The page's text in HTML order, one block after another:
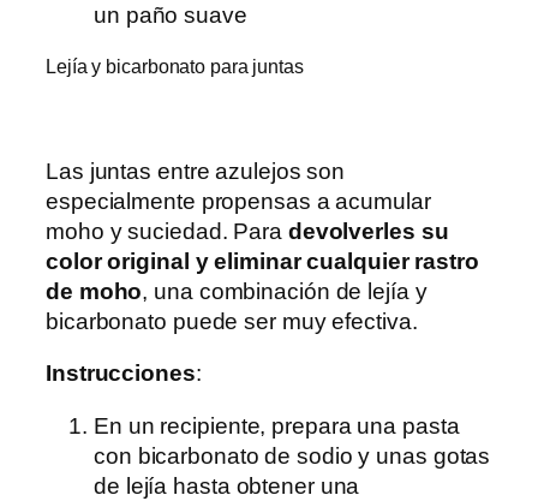
un paño suave
Lejía y bicarbonato para juntas
Las juntas entre azulejos son
especialmente propensas a acumular
moho y suciedad. Para devolverles su
color original y eliminar cualquier rastro
de moho, una combinación de lejía y
bicarbonato puede ser muy efectiva.
Instrucciones:
En un recipiente, prepara una pasta
con bicarbonato de sodio y unas gotas
de lejía hasta obtener una